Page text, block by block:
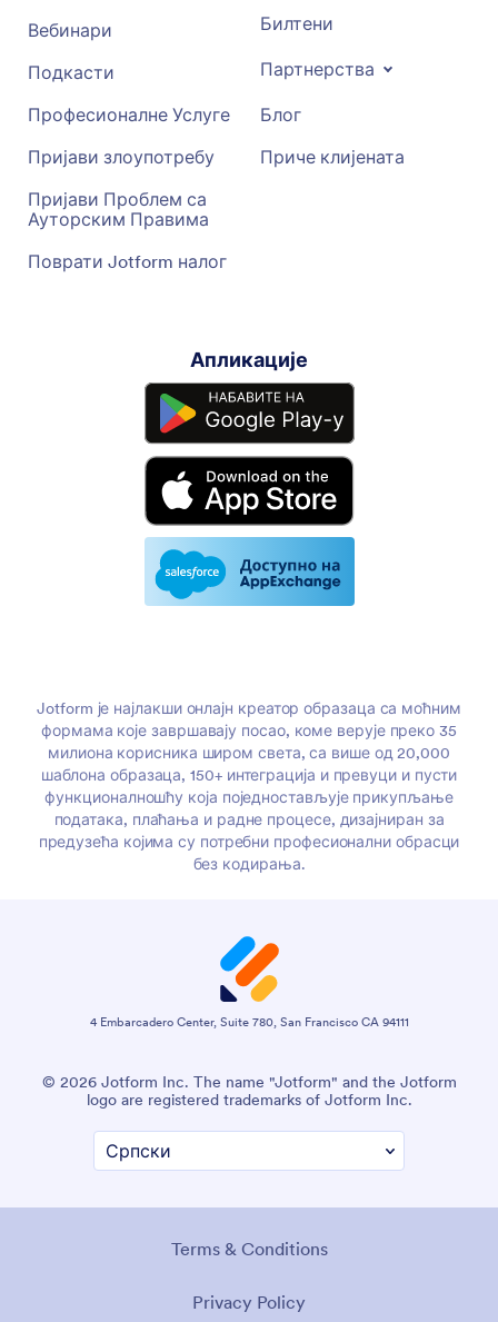
Вебинари
Подкасти
Професионалне Услуге
Пријави злоупотребу
Пријави Проблем са
Ауторским Правима
Поврати Jotform налог
Билтени
Партнерства
Блог
Приче клијената
Апликације
Jotform је најлакши онлајн креатор образаца са моћним
формама које завршавају посао, коме верује преко 35
милиона корисника широм света, са више од 20,000
шаблона образаца, 150+ интеграција и превуци и пусти
функционалношћу која поједностављује прикупљање
података, плаћања и радне процесе, дизајниран за
предузећа којима су потребни професионални обрасци
без кодирања.
4 Embarcadero Center, Suite 780, San Francisco CA 94111
© 2026 Jotform Inc. The name "Jotform" and the Jotform
logo are registered trademarks of Jotform Inc.
Terms & Conditions
Privacy Policy